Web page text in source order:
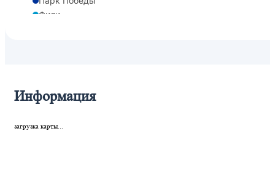
Фили
Шелепиха
Информация
загрузка карты...